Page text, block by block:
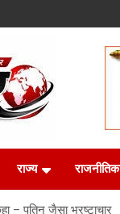
राज्य राजनीतिक
– पुतिन जैसा भ्रष्टाचार